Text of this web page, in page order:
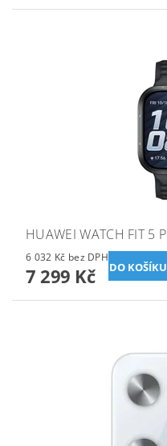
HUAWEI WATCH FIT 5
6 032 Kč bez DPH
7 299 Kč